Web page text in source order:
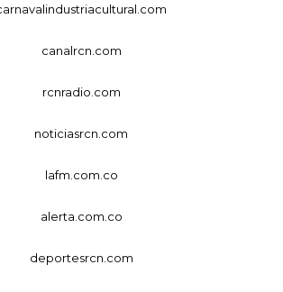
canalrcn.com
rcnradio.com
noticiasrcn.com
lafm.com.co
alerta.com.co
deportesrcn.com